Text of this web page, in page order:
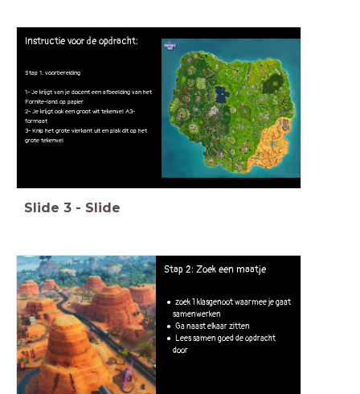
Instructie voor de opdracht:
Stap 1: voorbereiding
1- Je krijgt van je docent een afbeelding van het
Fornite-land op papier
2- Je krijgt ook een groot wit tekenvel A3-
formaat
3- Knip het grote vierkant uit en plak dit op het
grote tekenvel
Slide 3 - Slide
Stap 2: Zoek een maatje
zoek 1 klasgenoot waarmee je gaat
samenwerken
Ga naast elkaar zitten
Lees samen goed de opdracht
door